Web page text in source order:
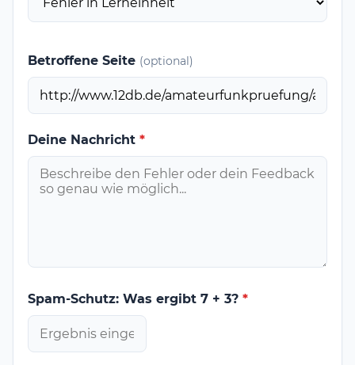
Betroffene Seite (optional)
Deine Nachricht *
Spam-Schutz: Was ergibt 7 + 3? *